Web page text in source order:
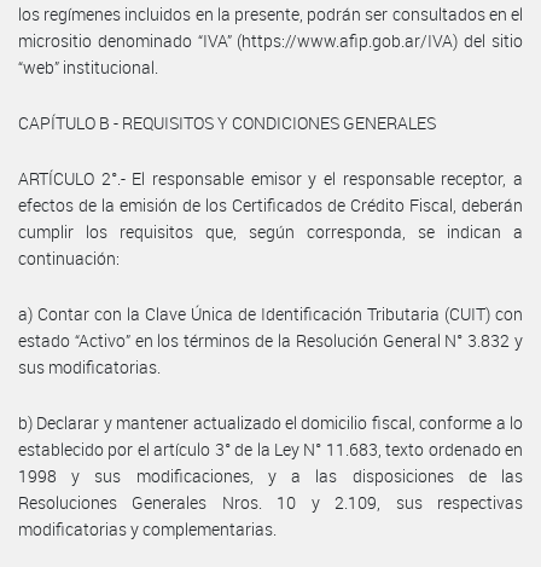
los regímenes incluidos en la presente, podrán ser consultados en el
micrositio denominado “IVA” (https://www.afip.gob.ar/IVA) del sitio
“web” institucional.
CAPÍTULO B - REQUISITOS Y CONDICIONES GENERALES
ARTÍCULO 2°.- El responsable emisor y el responsable receptor, a
efectos de la emisión de los Certificados de Crédito Fiscal, deberán
cumplir los requisitos que, según corresponda, se indican a
continuación:
a) Contar con la Clave Única de Identificación Tributaria (CUIT) con
estado “Activo” en los términos de la Resolución General N° 3.832 y
sus modificatorias.
b) Declarar y mantener actualizado el domicilio fiscal, conforme a lo
establecido por el artículo 3° de la Ley N° 11.683, texto ordenado en
1998 y sus modificaciones, y a las disposiciones de las
Resoluciones Generales Nros. 10 y 2.109, sus respectivas
modificatorias y complementarias.